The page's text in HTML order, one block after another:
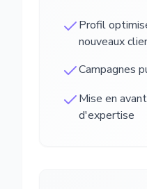
Profil
nouveaux
Campagnes
Mise en
d'expertise